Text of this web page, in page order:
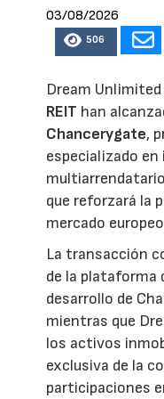
03/08/2026
506
Dream Unlimited
REIT han
Chancerygate,
especializado
que reforzará la
mercado
La transacción
de la plataforma
desarrollo de
mientras que
los activos
exclusiva de la
participaciones